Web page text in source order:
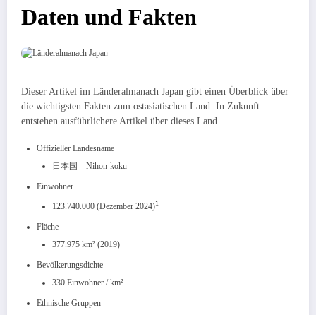
Daten und Fakten
Dieser Artikel im Länderalmanach Japan gibt einen Überblick über
die wichtigsten Fakten zum ostasiatischen Land. In Zukunft
entstehen ausführlichere Artikel über dieses Land.
Offizieller Landesname
日本国 – Nihon-koku
Einwohner
123.740.000 (Dezember 2024)1
Fläche
377.975 km² (2019)
Bevölkerungsdichte
330 Einwohner / km²
Ethnische Gruppen